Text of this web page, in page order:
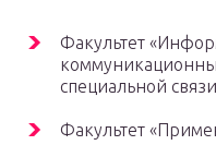
Факультет
специальной
Факультет